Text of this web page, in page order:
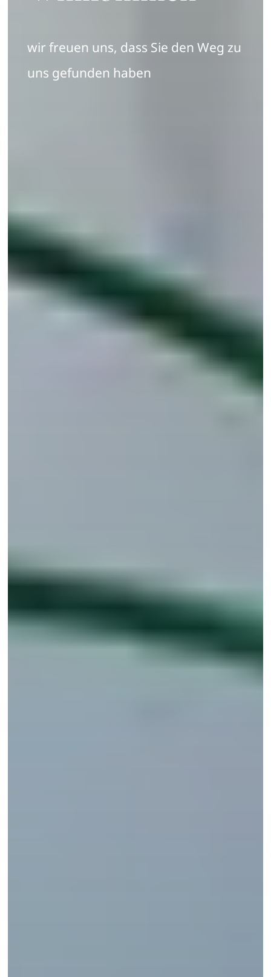
wir freuen uns, dass Sie den Weg zu
uns gefunden haben